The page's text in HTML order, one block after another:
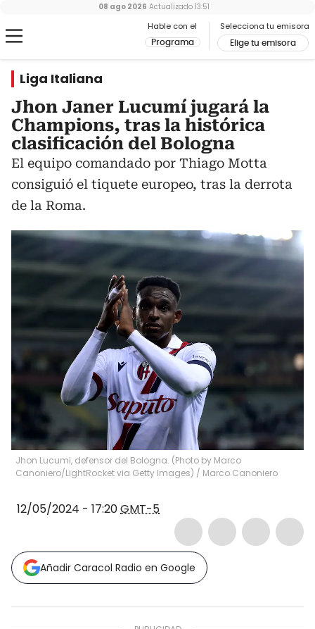
Hable con el
Programa
Selecciona tu emisora
Elige tu emisora
08 ago 2026 Actualizado 13:51
Liga Italiana
Jhon Janer Lucumí jugará la
Champions, tras la histórica
clasificación del Bologna
El equipo comandado por Thiago Motta
consiguió el tiquete europeo, tras la derrota
de la Roma.
Jhon Lucumi, defensor del Bologna. (Photo by Marco
Canoniero/LightRocket via Getty Images) / Marco Canoniero
12/05/2024 - 17:20GMT-5
Añadir Caracol Radio en Google